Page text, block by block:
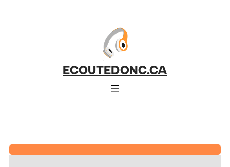
ECOUTEDONC.CA